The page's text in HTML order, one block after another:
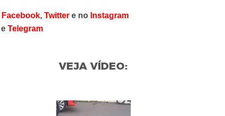
Facebook, Twittere no Instagram
e Telegram
VEJA VÍDEO: